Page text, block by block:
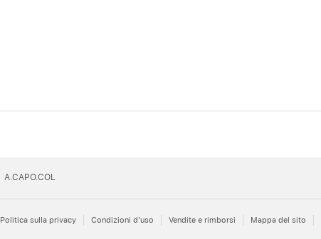
A.CAPO.COL
Politica sulla privacy Condizioni d'uso Vendite e rimborsi Mappa del sito